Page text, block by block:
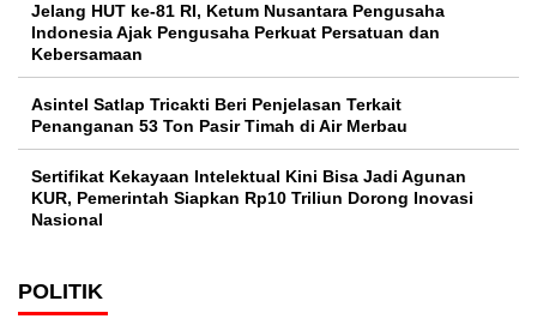
Jelang HUT ke-81 RI, Ketum Nusantara Pengusaha
Indonesia Ajak Pengusaha Perkuat Persatuan dan
Kebersamaan
Asintel Satlap Tricakti Beri Penjelasan Terkait
Penanganan 53 Ton Pasir Timah di Air Merbau
Sertifikat Kekayaan Intelektual Kini Bisa Jadi Agunan
KUR, Pemerintah Siapkan Rp10 Triliun Dorong Inovasi
Nasional
POLITIK